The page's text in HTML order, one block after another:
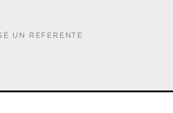
UN REFERENTE